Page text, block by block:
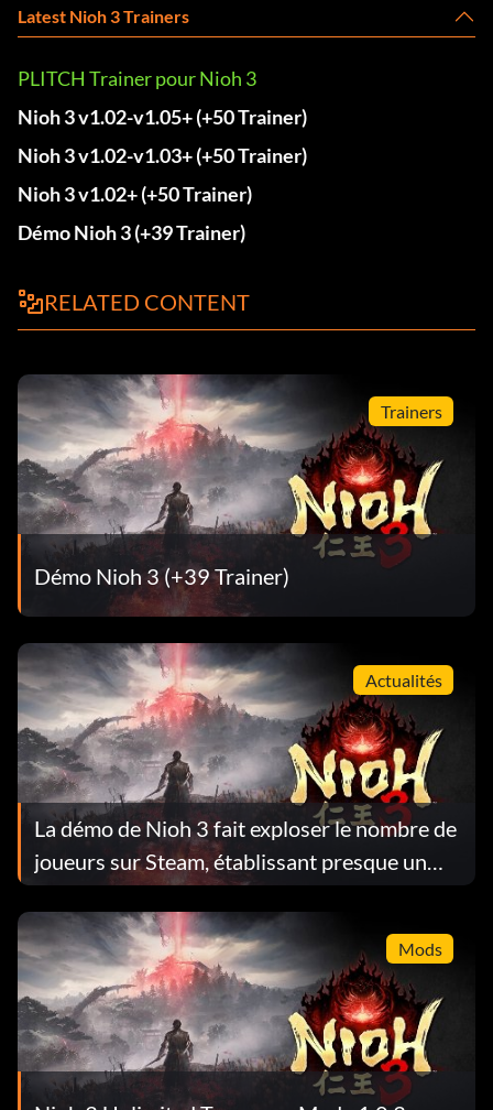
Latest Nioh 3 Trainers
PLITCH Trainer pour Nioh 3
Nioh 3 v1.02-v1.05+ (+50 Trainer)
Nioh 3 v1.02-v1.03+ (+50 Trainer)
Nioh 3 v1.02+ (+50 Trainer)
Démo Nioh 3 (+39 Trainer)
RELATED CONTENT
Trainers
Démo Nioh 3 (+39 Trainer)
Actualités
La démo de Nioh 3 fait exploser le nombre de
joueurs sur Steam, établissant presque un
nouveau record de série
Mods